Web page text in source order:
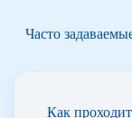
Часто
Как